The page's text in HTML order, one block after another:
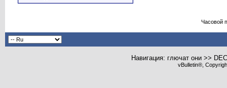
Часовой
Навигация: глючат они >>
vBulletin®,